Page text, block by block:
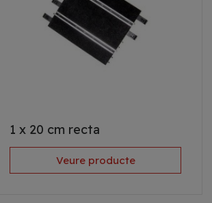
1 x 20 cm recta
Veure producte